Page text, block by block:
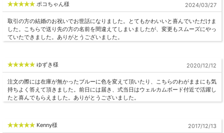
同梱商品 全ての商品と同梱可能です
その他
※ハートのバルーンは写真の形と変わることがございます。あらか
じめご了承ください。
※土・日・祝日の発送業務はお休みです。
用途
ご結婚・ご出産祝い、ホワイトディーなどのお返しなど
ポコちゃん様 2024/03/27
取引の方の結婚のお祝いでお世話になりました。とてもかわいいと喜んでいただけま
した。こちらで送り先の方の名前を間違えてしまいましたが、変更もスムーズにやっ
ていたできました。ありがとうございました。
ゆずき様 2020/12/12
注文の際には在庫が無かったブルーに色を変えて頂いたり、こちらのわがままにも気
持ちよく答えて頂きました。前日には届き、式当日はウェルカムボード付近で活躍し
たと喜んでもらえました。ありがとうございました。
Kenny様 2017/12/13